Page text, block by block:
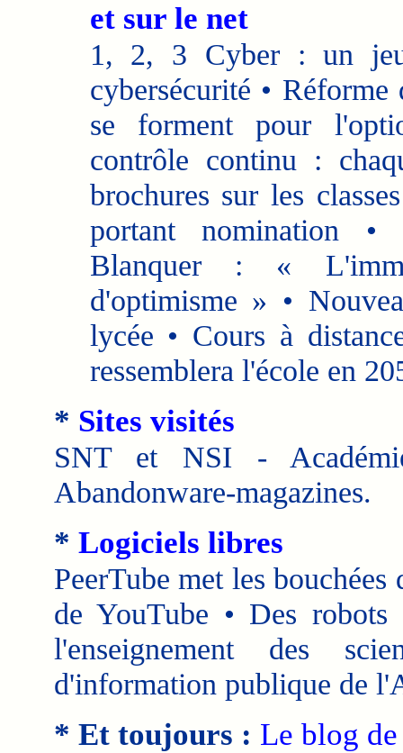
et sur le net
1, 2, 3 Cyber : un
cybersécurité •
se forment pour
contrôle continu :
brochures sur les
portant nomination •
Blanquer : «
d'optimisme » •
lycée • Cours à
ressemblera l'école en
* Sites visités
SNT et NSI -
Abandonware-magazines.
* Logiciels libres
PeerTube met les
de YouTube • Des robots
l'enseignement des
d'information publique de
* Et toujours : Le blog